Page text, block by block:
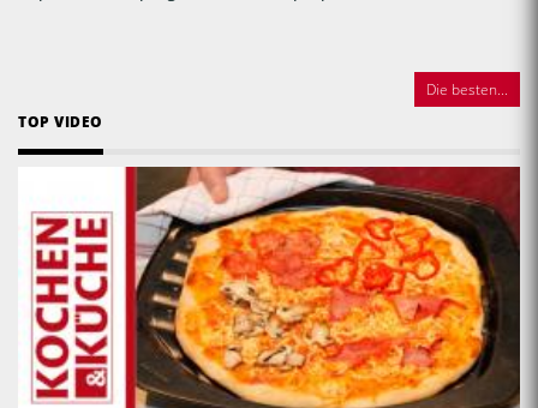
Die besten...
TOP VIDEO